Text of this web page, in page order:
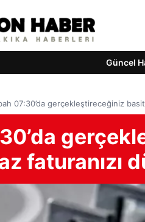
Güncel
07:30’da gerçekleştireceğiniz
faturanızı